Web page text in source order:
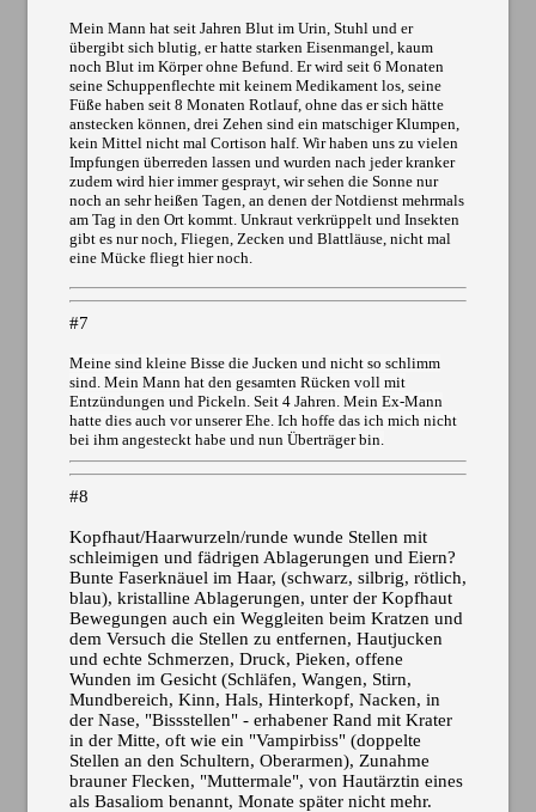
Mein Mann hat seit Jahren Blut im Urin, Stuhl und er
übergibt sich blutig, er hatte starken Eisenmangel, kaum
noch Blut im Körper ohne Befund. Er wird seit 6 Monaten
seine Schuppenflechte mit keinem Medikament los, seine
Füße haben seit 8 Monaten Rotlauf, ohne das er sich hätte
anstecken können, drei Zehen sind ein matschiger Klumpen,
kein Mittel nicht mal Cortison half. Wir haben uns zu vielen
Impfungen überreden lassen und wurden nach jeder kranker
zudem wird hier immer gesprayt, wir sehen die Sonne nur
noch an sehr heißen Tagen, an denen der Notdienst mehrmals
am Tag in den Ort kommt. Unkraut verkrüppelt und Insekten
gibt es nur noch, Fliegen, Zecken und Blattläuse, nicht mal
eine Mücke fliegt hier noch.
#7
Meine sind kleine Bisse die Jucken und nicht so schlimm
sind. Mein Mann hat den gesamten Rücken voll mit
Entzündungen und Pickeln. Seit 4 Jahren. Mein Ex-Mann
hatte dies auch vor unserer Ehe. Ich hoffe das ich mich nicht
bei ihm angesteckt habe und nun Überträger bin.
#8
Kopfhaut/Haarwurzeln/runde wunde Stellen mit
schleimigen und fädrigen Ablagerungen und Eiern?
Bunte Faserknäuel im Haar, (schwarz, silbrig, rötlich,
blau), kristalline Ablagerungen, unter der Kopfhaut
Bewegungen auch ein Weggleiten beim Kratzen und
dem Versuch die Stellen zu entfernen, Hautjucken
und echte Schmerzen, Druck, Pieken, offene
Wunden im Gesicht (Schläfen, Wangen, Stirn,
Mundbereich, Kinn, Hals, Hinterkopf, Nacken, in
der Nase, "Bissstellen" - erhabener Rand mit Krater
in der Mitte, oft wie ein "Vampirbiss" (doppelte
Stellen an den Schultern, Oberarmen), Zunahme
brauner Flecken, "Muttermale", von Hautärztin eines
als Basaliom benannt, Monate später nicht mehr.